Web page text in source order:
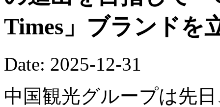
Times」ブランドを
Date: 2025-12-31
中国観光グループは先